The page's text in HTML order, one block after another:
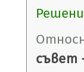
съвет